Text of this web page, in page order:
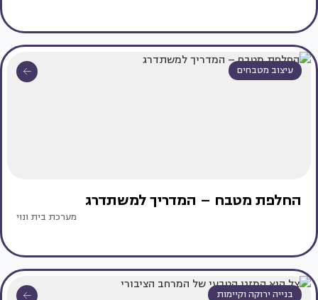
עיצוב מטבחים
החלפת מטבח – המדריך למשתדרג
מערכת בית ונוי
בנייה ירוקה וקיימות